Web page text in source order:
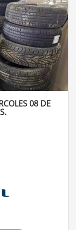
08 DE